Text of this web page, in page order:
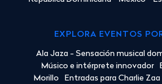
EXPLORA EVENTOS
Ala Jaza - Sensación musical
Músico e intérprete innovador
Morillo
Entradas para Charlie Zaa